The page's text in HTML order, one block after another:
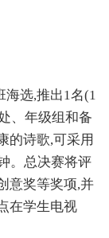
选,推出1名(1
、年级组和备
的诗歌,可采用
。总决赛将评
意奖等奖项,并
在学生电视